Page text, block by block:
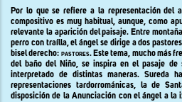
Por lo que se refiere a la representación del
compositivo es muy habitual, aunque, como
relevante la aparición del paisaje. Entre
perro con traílla, el ángel se dirige a dos
bisel derecho: pastores. Este tema, mucho más
del baño del Niño, se inspira en el pasaje
interpretado de distintas maneras. Sureda
representaciones tardorrománicas, la de
disposición de la Anunciación con el ángel a la